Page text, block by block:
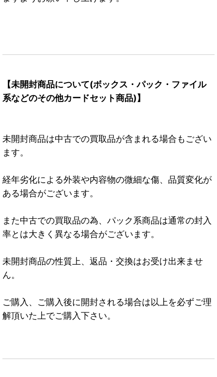
【未開封商品について(ボックス・パック・ファイル
系などのその他カードセット商品)】
未開封商品は中古での買取品が含まれる場合もござい
ます。
経年劣化による外装や内容物の微細な傷、品質変化が
ある場合がございます。
また中古での買取品の為、パック系商品は通常の封入
率とは大きく異なる場合がございます。
未開封商品の性質上、返品・交換はお受け出来ませ
ん。
ご購入、ご購入後に開封される場合は以上を必ずご理
解頂いた上でご購入下さい。